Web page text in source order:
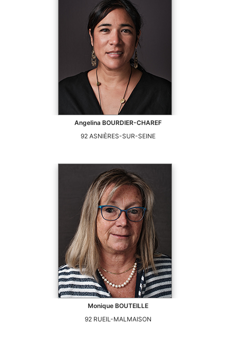
Angelina BOURDIER-CHAREF
92 ASNIÈRES-SUR-SEINE
Monique BOUTEILLE
92 RUEIL-MALMAISON